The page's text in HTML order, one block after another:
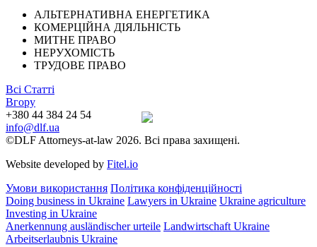
АЛЬТЕРНАТИВНА ЕНЕРГЕТИКА
КОМЕРЦІЙНА ДІЯЛЬНІСТЬ
МИТНЕ ПРАВО
НЕРУХОМІСТЬ
ТРУДОВЕ ПРАВО
Всі Статті
Вгору
+380 44 384 24 54
info@dlf.ua
©DLF Attorneys-at-law 2026. Всі права захищені.
Website developed by Fitel.io
Умови використання Політика конфіденційності
Doing business in Ukraine Lawyers in Ukraine Ukraine agriculture
Investing in Ukraine
Anerkennung ausländischer urteile Landwirtschaft Ukraine
Arbeitserlaubnis Ukraine